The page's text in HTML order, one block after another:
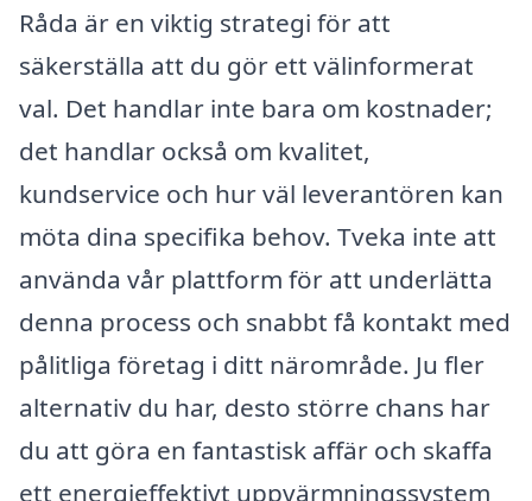
Råda är en viktig strategi för att
säkerställa att du gör ett välinformerat
val. Det handlar inte bara om kostnader;
det handlar också om kvalitet,
kundservice och hur väl leverantören kan
möta dina specifika behov. Tveka inte att
använda vår plattform för att underlätta
denna process och snabbt få kontakt med
pålitliga företag i ditt närområde. Ju fler
alternativ du har, desto större chans har
du att göra en fantastisk affär och skaffa
ett energieffektivt uppvärmningssystem